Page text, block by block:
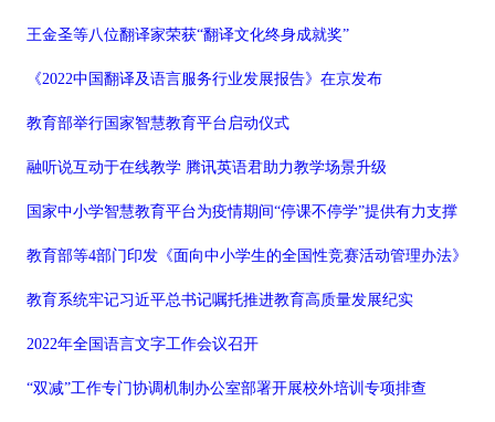
王金圣等八位翻译家荣获“翻译文化终身成就奖”
《2022中国翻译及语言服务行业发展报告》在京发布
教育部举行国家智慧教育平台启动仪式
融听说互动于在线教学 腾讯英语君助力教学场景升级
国家中小学智慧教育平台为疫情期间“停课不停学”提供有力支撑
教育部等4部门印发《面向中小学生的全国性竞赛活动管理办法》
教育系统牢记习近平总书记嘱托推进教育高质量发展纪实
2022年全国语言文字工作会议召开
“双减”工作专门协调机制办公室部署开展校外培训专项排查